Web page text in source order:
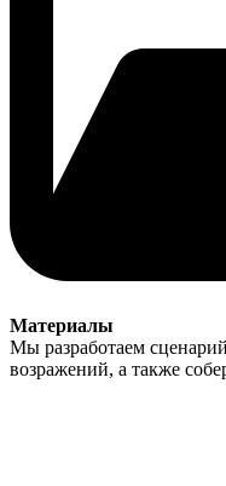
Материалы
Мы разработаем
возражений, а также